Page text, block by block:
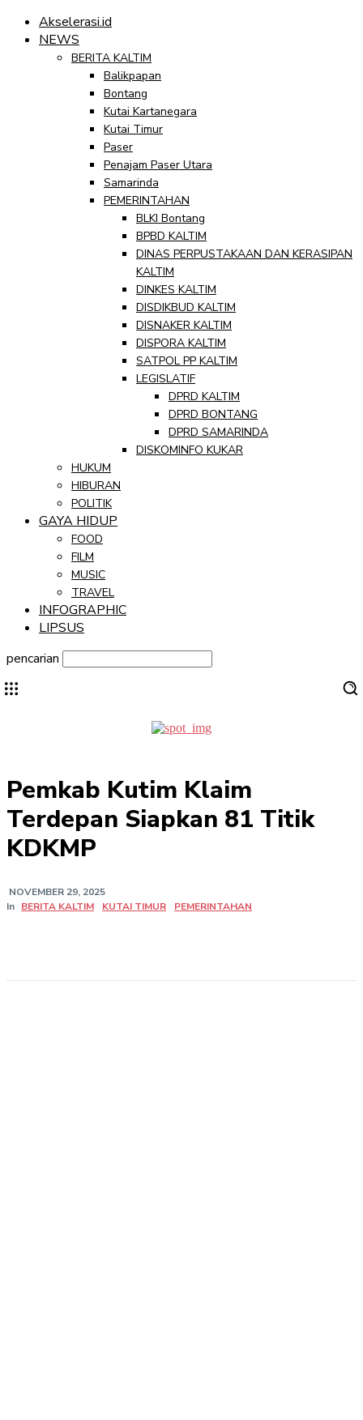
Akselerasi.id
NEWS
BERITA KALTIM
Balikpapan
Bontang
Kutai Kartanegara
Kutai Timur
Paser
Penajam Paser Utara
Samarinda
PEMERINTAHAN
BLKI Bontang
BPBD KALTIM
DINAS PERPUSTAKAAN DAN KERASIPAN
KALTIM
DINKES KALTIM
DISDIKBUD KALTIM
DISNAKER KALTIM
DISPORA KALTIM
SATPOL PP KALTIM
LEGISLATIF
DPRD KALTIM
DPRD BONTANG
DPRD SAMARINDA
DISKOMINFO KUKAR
HUKUM
HIBURAN
POLITIK
GAYA HIDUP
FOOD
FILM
MUSIC
TRAVEL
INFOGRAPHIC
LIPSUS
pencarian
Pemkab Kutim Klaim
Terdepan Siapkan 81 Titik
KDKMP
NOVEMBER 29, 2025
In BERITA KALTIM KUTAI TIMUR PEMERINTAHAN